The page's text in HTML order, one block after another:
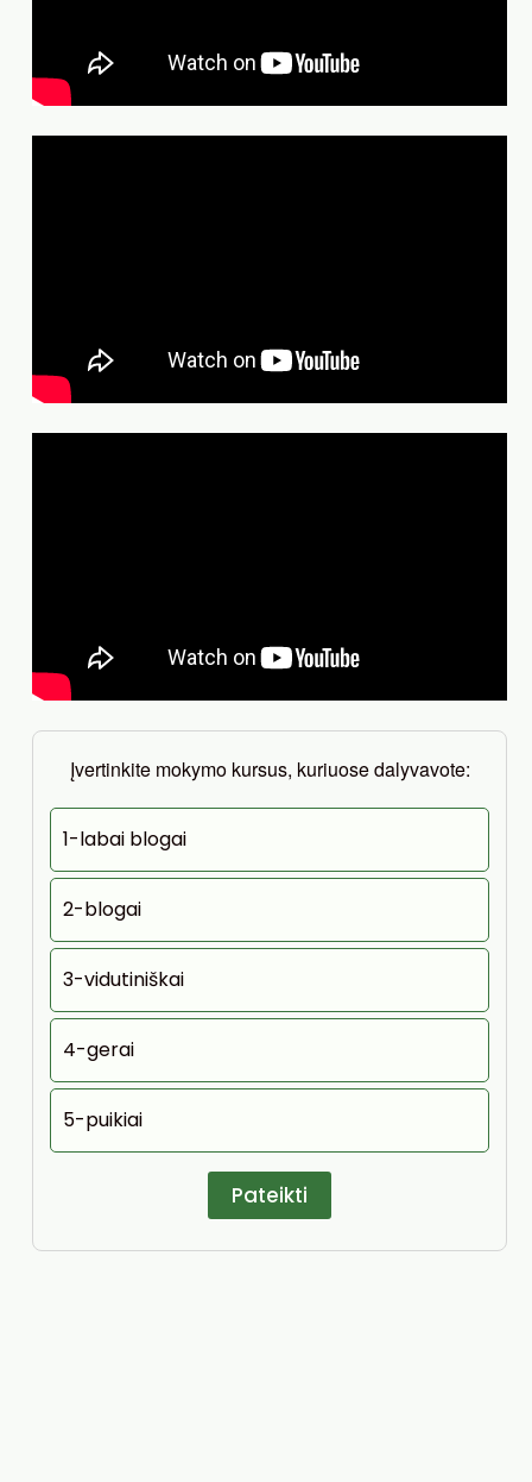
Įvertinkite mokymo kursus, kuriuose dalyvavote:
1-labai blogai
2-blogai
3-vidutiniškai
4-gerai
5-puikiai